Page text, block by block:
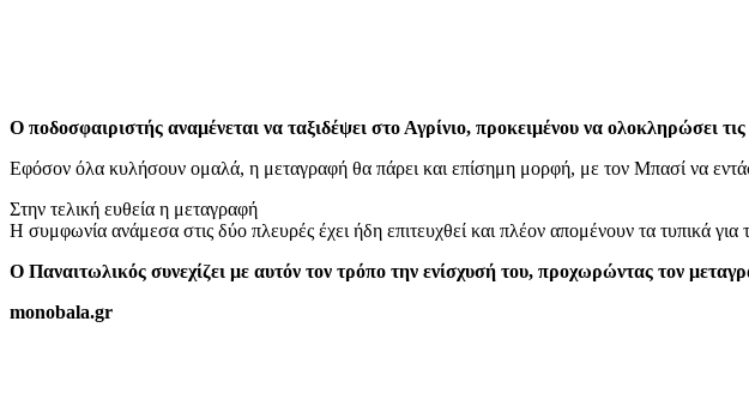
Ο ποδοσφαιριστής αναμένεται να ταξιδέψει στο Αγρίνιο, προκειμένου να ολοκληρώσει
Εφόσον όλα κυλήσουν ομαλά, η μεταγραφή θα πάρει και επίσημη μορφή, με τον Μπασί να
Στην τελική ευθεία η μεταγραφή
Η συμφωνία ανάμεσα στις δύο πλευρές έχει ήδη επιτευχθεί και πλέον απομένουν τα τυπικά
Ο Παναιτωλικός συνεχίζει με αυτόν τον τρόπο την ενίσχυσή του, προχωρώντας τον
monobala.gr